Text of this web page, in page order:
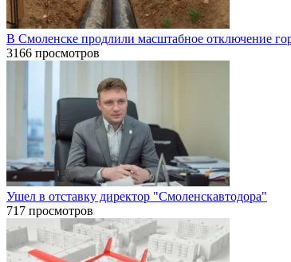
В Смоленске продлили масштабное отключение
3166 просмотров
Ушел в отставку директор "Смоленскавтодора"
717 просмотров